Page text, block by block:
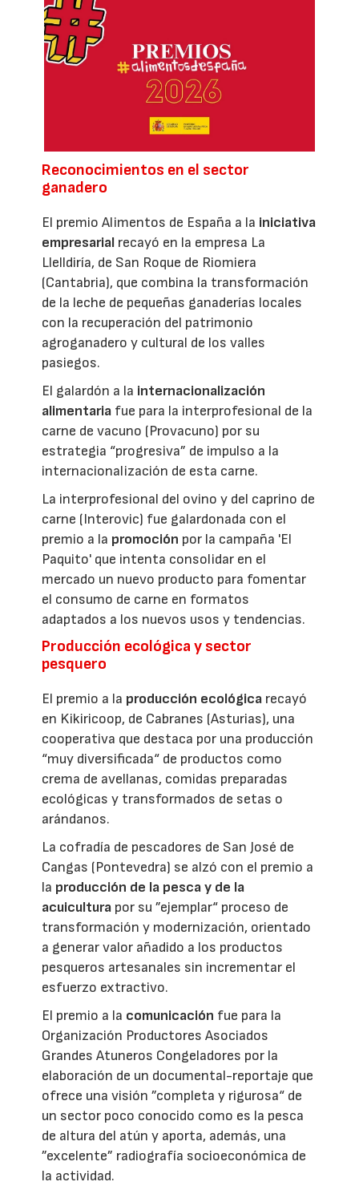
Reconocimientos en el sector
ganadero
El premio Alimentos de España a la iniciativa
empresarial recayó en la empresa La
Llelldiría, de San Roque de Riomiera
(Cantabria), que combina la transformación
de la leche de pequeñas ganaderías locales
con la recuperación del patrimonio
agroganadero y cultural de los valles
pasiegos.
El galardón a la internacionalización
alimentaria fue para la interprofesional de la
carne de vacuno (Provacuno) por su
estrategia “progresiva” de impulso a la
internacionalización de esta carne.
La interprofesional del ovino y del caprino de
carne (Interovic) fue galardonada con el
premio a la promoción por la campaña 'El
Paquito' que intenta consolidar en el
mercado un nuevo producto para fomentar
el consumo de carne en formatos
adaptados a los nuevos usos y tendencias.
Producción ecológica y sector
pesquero
El premio a la producción ecológica recayó
en Kikiricoop, de Cabranes (Asturias), una
cooperativa que destaca por una producción
“muy diversificada“ de productos como
crema de avellanas, comidas preparadas
ecológicas y transformados de setas o
arándanos.
La cofradía de pescadores de San José de
Cangas (Pontevedra) se alzó con el premio a
la producción de la pesca y de la
acuicultura por su ”ejemplar“ proceso de
transformación y modernización, orientado
a generar valor añadido a los productos
pesqueros artesanales sin incrementar el
esfuerzo extractivo.
El premio a la comunicación fue para la
Organización Productores Asociados
Grandes Atuneros Congeladores por la
elaboración de un documental-reportaje que
ofrece una visión ”completa y rigurosa“ de
un sector poco conocido como es la pesca
de altura del atún y aporta, además, una
”excelente” radiografía socioeconómica de
la actividad.